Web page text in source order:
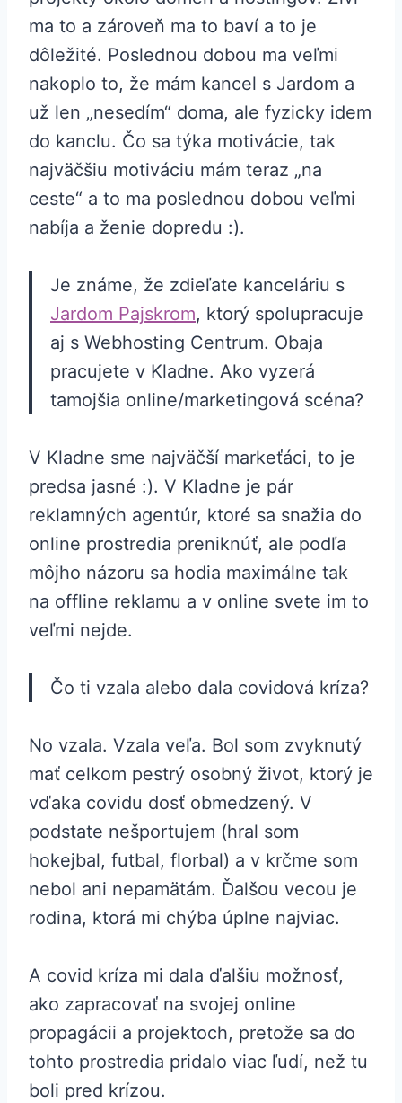
ma to a zároveň ma to baví a to je
dôležité. Poslednou dobou ma veľmi
nakoplo to, že mám kancel s Jardom a
už len „nesedím“ doma, ale fyzicky idem
do kanclu. Čo sa týka motivácie, tak
najväčšiu motiváciu mám teraz „na
ceste“ a to ma poslednou dobou veľmi
nabíja a ženie dopredu :).
Je známe, že zdieľate kanceláriu s
Jardom Pajskrom, ktorý spolupracuje
aj s Webhosting Centrum. Obaja
pracujete v Kladne. Ako vyzerá
tamojšia online/marketingová scéna?
V Kladne sme najväčší markeťáci, to je
predsa jasné :). V Kladne je pár
reklamných agentúr, ktoré sa snažia do
online prostredia preniknúť, ale podľa
môjho názoru sa hodia maximálne tak
na offline reklamu a v online svete im to
veľmi nejde.
Čo ti vzala alebo dala covidová kríza?
No vzala. Vzala veľa. Bol som zvyknutý
mať celkom pestrý osobný život, ktorý je
vďaka covidu dosť obmedzený. V
podstate nešportujem (hral som
hokejbal, futbal, florbal) a v krčme som
nebol ani nepamätám. Ďalšou vecou je
rodina, ktorá mi chýba úplne najviac.
A covid kríza mi dala ďalšiu možnosť,
ako zapracovať na svojej online
propagácii a projektoch, pretože sa do
tohto prostredia pridalo viac ľudí, než tu
boli pred krízou.